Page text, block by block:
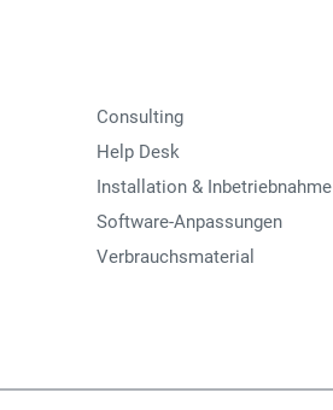
Consulting
Help Desk
Installation & Inbetriebnahme
Software-Anpassungen
Verbrauchsmaterial